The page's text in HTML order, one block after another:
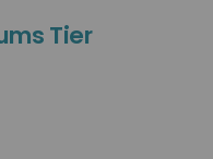
Tier